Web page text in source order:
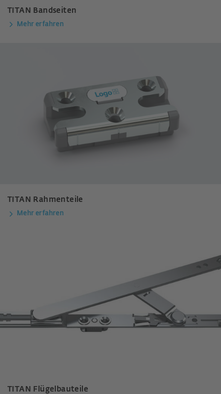
TITAN Bandseiten
Mehr erfahren
TITAN Rahmenteile
Mehr erfahren
TITAN Flügelbauteile